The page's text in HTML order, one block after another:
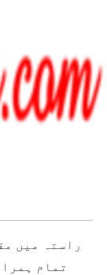
راستہ میں
تمام